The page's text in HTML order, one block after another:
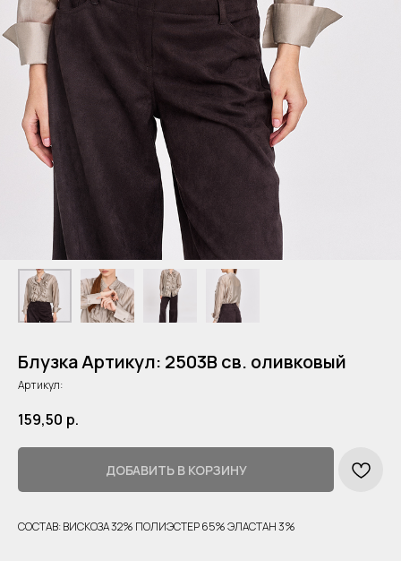
Блузка Артикул: 2503B св. оливковый
Артикул:
159,50 р.
ДОБАВИТЬ В КОРЗИНУ
СОСТАВ: ВИСКОЗА 32% ПОЛИЭСТЕР 65% ЭЛАСТАН 3%